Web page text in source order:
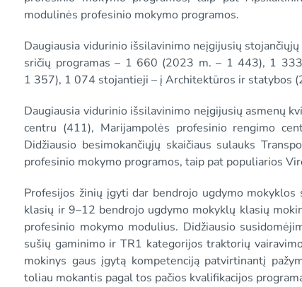
modulinės profesinio mokymo programos.
Daugiausia vidurinio išsilavinimo neįgijusių
sričių programas – 1 660 (2023 m. – 1 443), 1
1 357), 1 074 stojantieji – į Architektūros ir statybos
Daugiausia vidurinio išsilavinimo neįgijusių asmenų
centru (411), Marijampolės profesinio rengimo
Didžiausio besimokančiųjų skaičiaus sulauks
profesinio mokymo programos, taip pat populiarios
Profesijos žinių įgyti dar bendrojo ugdymo
klasių ir 9–12 bendrojo ugdymo mokyklų klasių
profesinio mokymo modulius. Didžiausio
sušių gaminimo ir TR1 kategorijos traktorių
mokinys gaus įgytą kompetenciją patvirtinantį
toliau mokantis pagal tos pačios kvalifikacijos